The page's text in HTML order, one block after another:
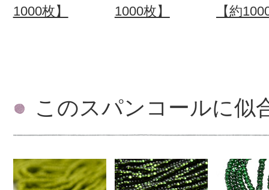
1000枚】
1000枚】
【約
このスパンコールに似